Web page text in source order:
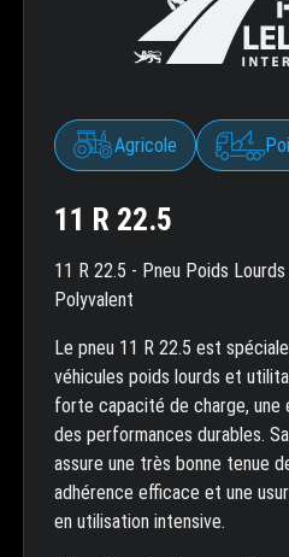
Agricole
11 R 22.5
11 R 22.5 - Pneu Poids
Polyvalent
Le pneu 11 R 22.5 est
véhicules poids lourds et
forte capacité de charge,
des performances durables.
assure une très bonne tenue
adhérence efficace et une
en utilisation intensive.